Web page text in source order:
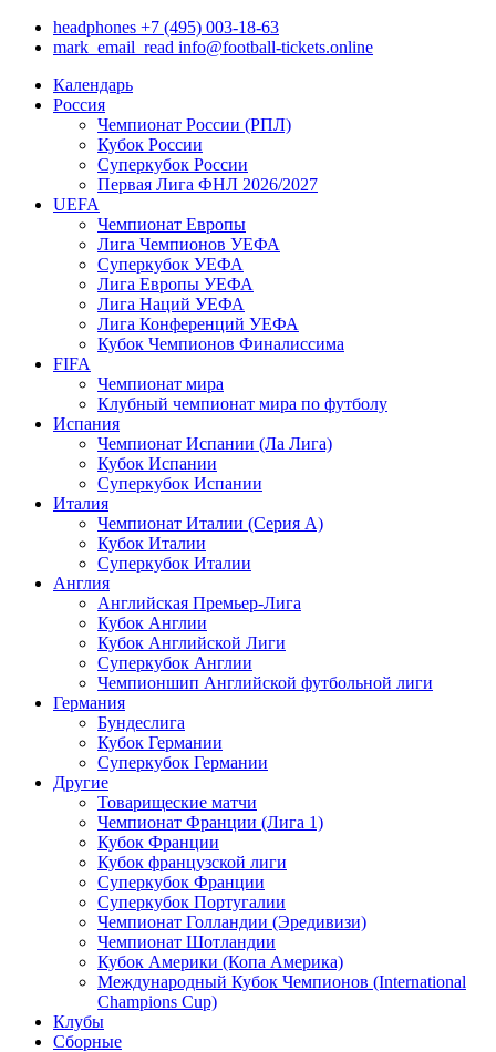
headphones +7 (495) 003-18-63
mark_email_read info@football-tickets.online
Календарь
Россия
Чемпионат России (РПЛ)
Кубок России
Суперкубок России
Первая Лига ФНЛ 2026/2027
UEFA
Чемпионат Европы
Лига Чемпионов УЕФА
Суперкубок УЕФА
Лига Европы УЕФА
Лига Наций УЕФА
Лига Конференций УЕФА
Кубок Чемпионов Финалиссима
FIFA
Чемпионат мира
Клубный чемпионат мира по футболу
Испания
Чемпионат Испании (Ла Лига)
Кубок Испании
Суперкубок Испании
Италия
Чемпионат Италии (Серия А)
Кубок Италии
Суперкубок Италии
Англия
Английская Премьер-Лига
Кубок Англии
Кубок Английской Лиги
Суперкубок Англии
Чемпионшип Английской футбольной лиги
Германия
Бундеслига
Кубок Германии
Суперкубок Германии
Другие
Товарищеские матчи
Чемпионат Франции (Лига 1)
Кубок Франции
Кубок французской лиги
Суперкубок Франции
Суперкубок Португалии
Чемпионат Голландии (Эредивизи)
Чемпионат Шотландии
Кубок Америки (Копа Америка)
Международный Кубок Чемпионов (International
Champions Cup)
Клубы
Сборные